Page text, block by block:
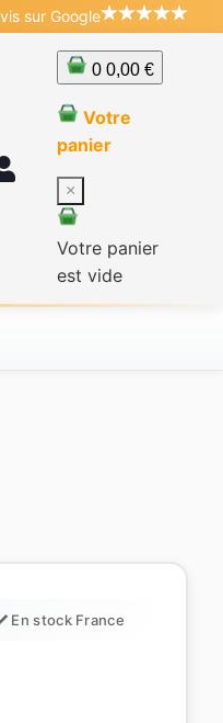
sur Google
0 0,00 €
Votre
panier
×
Votre panier
est vide
En stock France